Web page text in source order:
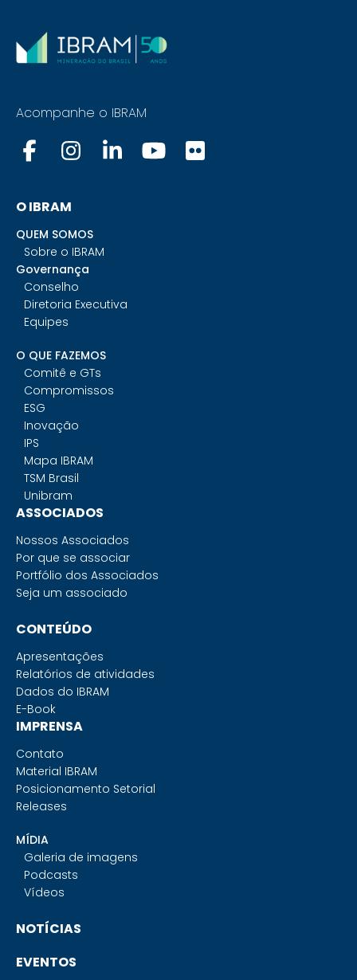
Acompanhe o IBRAM
O IBRAM
QUEM SOMOS
Sobre o IBRAM
Governança
Conselho
Diretoria Executiva
Equipes
O QUE FAZEMOS
Comitê e GTs
Compromissos
ESG
Inovação
IPS
Mapa IBRAM
TSM Brasil
Unibram
ASSOCIADOS
Nossos Associados
Por que se associar
Portfólio dos Associados
Seja um associado
CONTEÚDO
Apresentações
Relatórios de atividades
Dados do IBRAM
E-Book
IMPRENSA
Contato
Material IBRAM
Posicionamento Setorial
Releases
MÍDIA
Galeria de imagens
Podcasts
Vídeos
NOTÍCIAS
EVENTOS